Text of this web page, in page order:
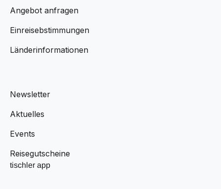
Angebot anfragen
Einreisebstimmungen
Länderinformationen
Newsletter
Aktuelles
Events
Reisegutscheine
tischler app